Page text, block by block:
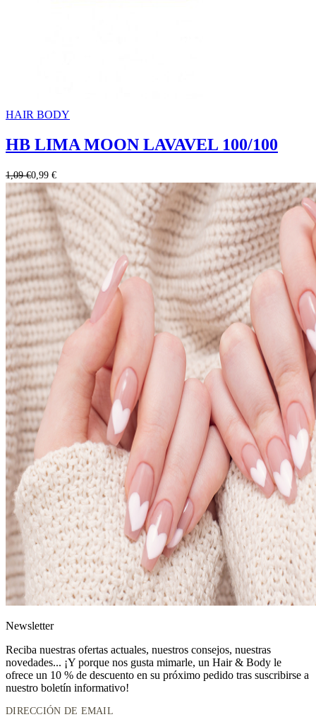
HAIR BODY
HB LIMA MOON LAVAVEL 100/100
1,09 €0,99 €
Newsletter
Reciba nuestras ofertas actuales, nuestros consejos, nuestras
novedades... ¡Y porque nos gusta mimarle, un Hair & Body le
ofrece un 10 % de descuento en su próximo pedido tras suscribirse a
nuestro boletín informativo!
DIRECCIÓN DE EMAIL